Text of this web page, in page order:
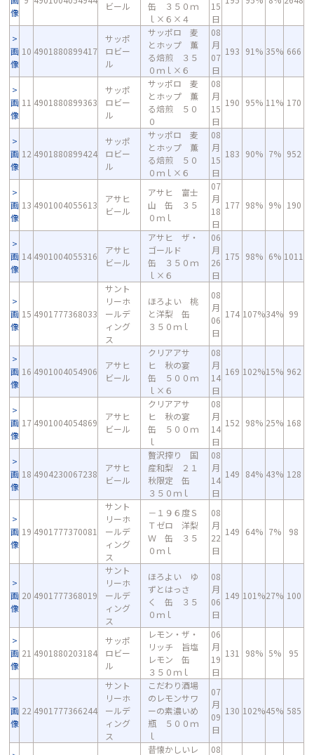
像
ビール
缶 ３５０ｍ
ｌ×６×４
15
日
画
像
10 4901880899417
サッポ
ロビー
ル
サッポロ 麦
とホップ 薫
る焙煎 ３５
０ｍｌ×６
08
月
07
日
193 91% 35% 666
画
像
11 4901880899363
サッポ
ロビー
ル
サッポロ 麦
とホップ 薫
る焙煎 ５０
０
08
月
15
日
190 95% 11% 170
画
像
12 4901880899424
サッポ
ロビー
ル
サッポロ 麦
とホップ 薫
る焙煎 ５０
０ｍｌ×６
08
月
15
日
183 90% 7% 952
画
像
13 4901004055613
アサヒ
ビール
アサヒ 富士
山 缶 ３５
０ｍｌ
07
月
18
日
177 98% 9% 190
画
像
14 4901004055316
アサヒ
ビール
アサヒ ザ・
ゴールド
缶 ３５０ｍ
ｌ×６
06
月
26
日
175 98% 6% 1011
画
像
15 4901777368033
サント
リーホ
ールデ
ィング
ス
ほろよい 桃
と洋梨 缶
３５０ｍｌ
08
月
06
日
174 107%34% 99
画
像
16 4901004054906
アサヒ
ビール
クリアアサ
ヒ 秋の宴
缶 ５００ｍ
ｌ×６
08
月
14
日
169 102%15% 962
画
像
17 4901004054869
アサヒ
ビール
クリアアサ
ヒ 秋の宴
缶 ５００ｍ
ｌ
08
月
14
日
152 98% 25% 168
画
像
18 4904230067238
アサヒ
ビール
贅沢搾り 国
産和梨 ２１
秋限定 缶
３５０ｍｌ
08
月
14
日
149 84% 43% 128
画
像
19 4901777370081
サント
リーホ
ールデ
ィング
ス
－１９６度Ｓ
Ｔゼロ 洋梨
Ｗ 缶 ３５
０ｍｌ
08
月
22
日
149 64% 7% 98
画
像
20 4901777368019
サント
リーホ
ールデ
ィング
ス
ほろよい ゆ
ずとはっさ
く 缶 ３５
０ｍｌ
08
月
06
日
149 101%27% 100
画
像
21 4901880203184
サッポ
ロビー
ル
レモン・ザ・
リッチ 旨塩
レモン 缶
３５０ｍｌ
06
月
19
日
131 98% 5% 95
画
像
22 4901777366244
サント
リーホ
ールデ
ィング
ス
こだわり酒場
のレモンサワ
ーの素濃いめ
瓶 ５００ｍ
ｌ
07
月
09
日
130 102%45% 585
昔懐かしいレ 08